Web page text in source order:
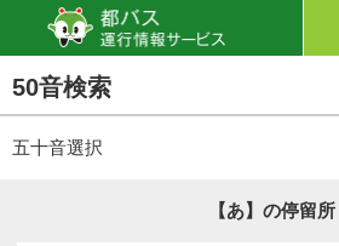
50音検索
五十音選択
【あ】の停留所